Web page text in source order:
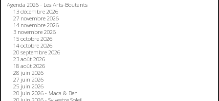
Agenda 2026 - Les Arts-Boutants
13 décembre 2026
27 novembre 2026
14 novembre 2026
3 novembre 2026
15 octobre 2026
14 octobre 2026
20 septembre 2026
23 août 2026
18 août 2026
28 juin 2026
27 juin 2026
25 juin 2026
20 juin 2026 - Maca & Ben